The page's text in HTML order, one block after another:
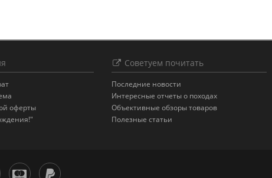
оферты
Советуем почитать
Последние новости
Интересные отчеты о походах
Объективные обзоры товаров
Полезные статьи